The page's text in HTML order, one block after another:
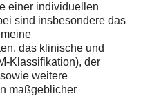
einer individuellen
sind insbesondere das
das klinische und
Klassifikation), der
weitere
maßgeblicher